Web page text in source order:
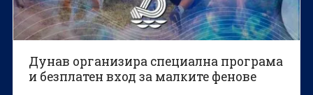
Дунав организира специална програма
и безплатен вход за малките фенове